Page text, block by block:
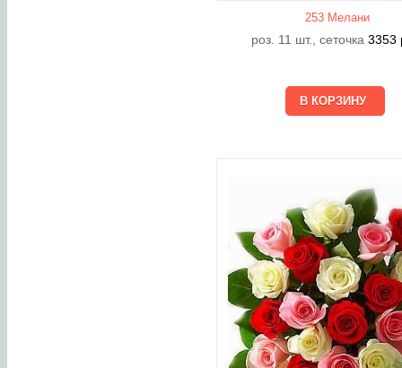
253 Мелани
роз. 11 шт., сеточка 3353